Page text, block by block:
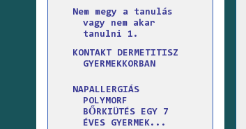
Nem megy a tanulás
vagy nem akar
tanulni 1.
KONTAKT DERMETITISZ
GYERMEKKORBAN
NAPALLERGIÁS
POLYMORF
BŐRKIÜTÉS EGY 7
ÉVES GYERMEK...